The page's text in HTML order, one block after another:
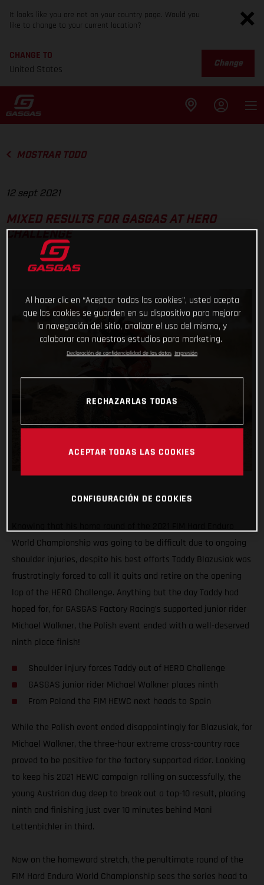
It looks like you are not on your country page. Would you
like to change to your current location?
CHANGE TO
United States
Change
MOSTRAR TODO
12 sept 2021
MIXED RESULTS FOR GASGAS AT HERO
CHALLENGE
World Championship was going to be difficult due to ongoing
shoulder injuries, despite his best efforts Taddy Blazusiak was
frustratingly forced to call it quits and retire on the opening
lap of the HERO Challenge. Anything but the day Taddy had
hoped for, for GASGAS Factory Racing’s supported junior rider
Michael Walkner, the Polish event ended with a well-deserved
ninth place finish!
Shoulder injury forces Taddy out of HERO Challenge
GASGAS junior rider Michael Walkner places ninth
From Poland the FIM HEWC next heads to Spain
While the Polish event ended disappointingly for Blazusiak, for
Michael Walkner, the three-hour extreme cross-country race
proved to be positive for the factory supported rider. Looking
to keep his 2021 HEWC campaign rolling on successfully, the
young Austrian dug deep to break out a top-10 result, placing
ninth and finishing just over 10 minutes behind Mani
Lettenbichler in third.
Now on the homeward stretch, the penultimate round of the
FIM Hard Enduro World Championship sees the series head to
Al hacer clic en “Aceptar todas las cookies”, usted acepta
que las cookies se guarden en su dispositivo para mejorar
la navegación del sitio, analizar el uso del mismo, y
colaborar con nuestros estudios para marketing.
Declaración de confidencialidad de los datos Impresión
RECHAZARLAS TODAS
ACEPTAR TODAS LAS COOKIES
CONFIGURACIÓN DE COOKIES